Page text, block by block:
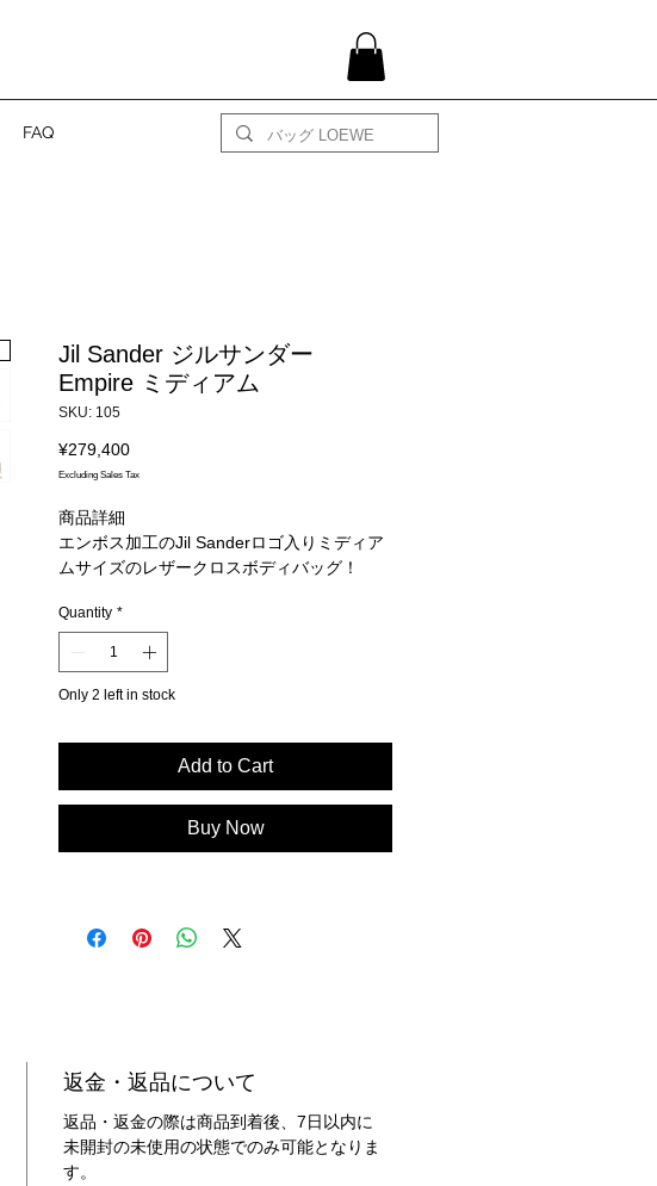
FAQ
Jil Sander ジルサンダー
Empire ミディアム
SKU: 105
¥279,400Price
Excluding Sales Tax
商品詳細
エンボス加工のJil Sanderロゴ入りミディア
ムサイズのレザークロスボディバッグ！
ジップクロージャー
アジャスタブルストラップ（バックル付き内
ポケット)
ジルサンダーエンボスロゴ
100％のライニング
商品コード:J08WG0016P5663106
Quantity *
Only 2 left in stock
Add to Cart
Buy Now
返金・返品について
返品・返金の際は商品到着後、7日以内に
未開封の未使用の状態でのみ可能となりま
す。